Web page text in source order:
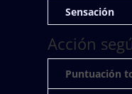
Sensación
Acción
Puntuación